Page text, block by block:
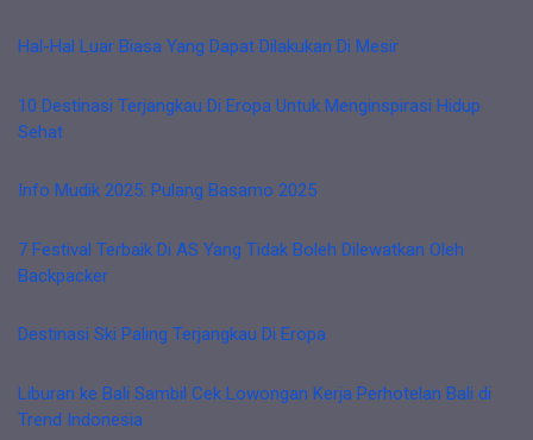
Hal-Hal Luar Biasa Yang Dapat Dilakukan Di Mesir
10 Destinasi Terjangkau Di Eropa Untuk Menginspirasi Hidup
Sehat
Info Mudik 2025: Pulang Basamo 2025
7 Festival Terbaik Di AS Yang Tidak Boleh Dilewatkan Oleh
Backpacker
Destinasi Ski Paling Terjangkau Di Eropa
Liburan ke Bali Sambil Cek Lowongan Kerja Perhotelan Bali di
Trend Indonesia